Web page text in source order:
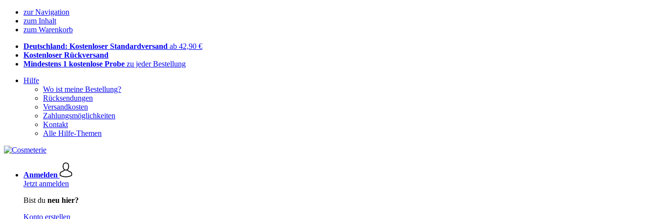
zur Navigation
zum Inhalt
zum Warenkorb
Deutschland: Kostenloser Standardversand ab 42,90 €
Kostenloser Rückversand
Mindestens 1 kostenlose Probe zu jeder Bestellung
Hilfe
Wo ist meine Bestellung?
Rücksendungen
Versandkosten
Zahlungsmöglichkeiten
Kontakt
Alle Hilfe-Themen
Anmelden
Jetzt anmelden
Bist du neu hier?
Konto erstellen